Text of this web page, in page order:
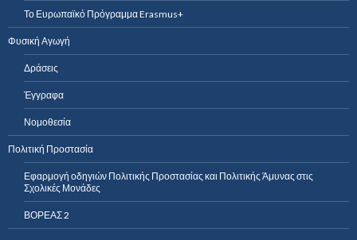
Το Ευρωπαϊκό Πρόγραμμα Erasmus+
Φυσική Αγωγή
Δράσεις
Έγγραφα
Νομοθεσία
Πολιτική Προστασία
Εφαρμογή οδηγιών Πολιτικής Προστασίας και Πολιτικής Άμυνας στις
Σχολικές Μονάδες
ΒΟΡΕΑΣ 2